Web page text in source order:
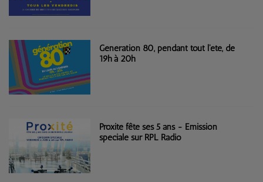
Génération 80, pendant tout l'été, de
19h à 20h
Proxité fête ses 5 ans - Emission
spéciale sur RPL Radio